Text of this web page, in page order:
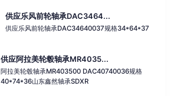
供应乐风前轮轴承DAC3464...
供应乐风前轮轴承DAC34640037规格34*64*37
供应阿拉美轮毂轴承MR4035...
阿拉美轮毂轴承MR403500 DAC40740036规格
40*74*36山东鑫然轴承SDXR